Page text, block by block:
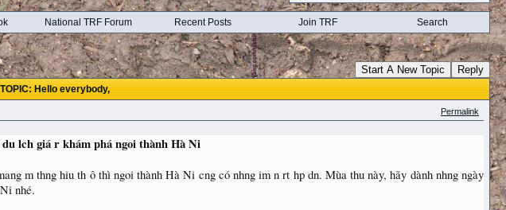
National TRF Forum Recent Posts Join TRF Search
Start A New Topic Reply
TOPIC: Hello everybody,
Permalink
lch giá r khám phá ngoi thành Hà Ni
m thng hiu th ô thì ngoi thành Hà Ni cng có nhng im n rt hp dn. Mùa thu này, hãy dành nhng ngày
nhé.